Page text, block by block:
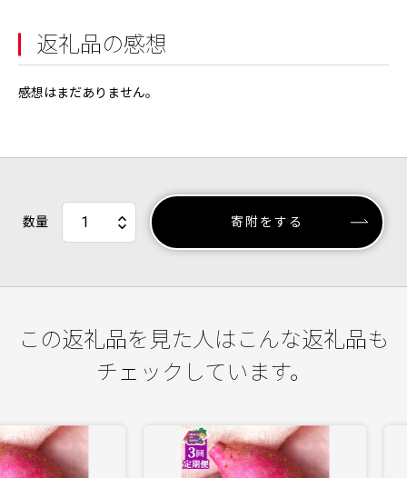
返礼品の感想
感想はまだありません。
数量 寄附をする
この返礼品を見た人はこんな返礼品も
チェックしています。